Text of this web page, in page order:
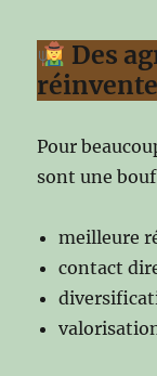
Des
Pour
sont une
meilleure
contact